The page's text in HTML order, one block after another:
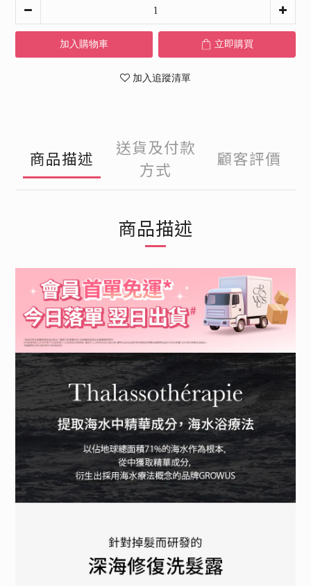
加入購物車 立即購買
加入追蹤清單
商品描述
送貨及付款
方式
顧客評價
商品描述